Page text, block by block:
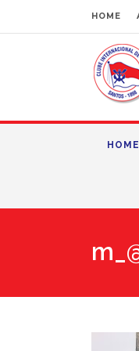
HOME
HOME